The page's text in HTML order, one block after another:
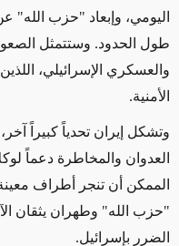
اليومي، وإبعاد "حزب الله"
طول الحدود. وستتمثل
والعسكري الإسرائيلي،
الأمنية.
وتشكل إيران تحدياً كبيراً
العدوان والمخاطرة دعماً
الممكن أن تنجر أطراف
"حزب الله" وطهران يثقان
الضرر بإسرائيل.